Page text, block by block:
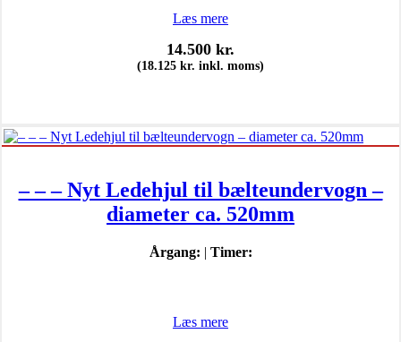
Læs mere
14.500 kr.
(18.125 kr. inkl. moms)
– – – Nyt Ledehjul til bælteundervogn –
diameter ca. 520mm
Årgang: | Timer:
Læs mere